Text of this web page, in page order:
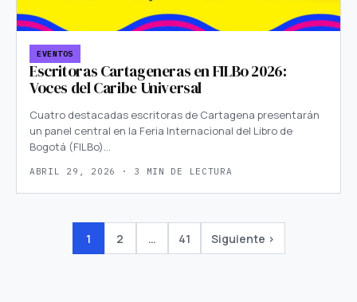
EVENTOS
Escritoras Cartageneras en FILBo 2026:
Voces del Caribe Universal
Cuatro destacadas escritoras de Cartagena presentarán
un panel central en la Feria Internacional del Libro de
Bogotá (FILBo)…
ABRIL 29, 2026 · 3 MIN DE LECTURA
1 2 … 41 Siguiente ›